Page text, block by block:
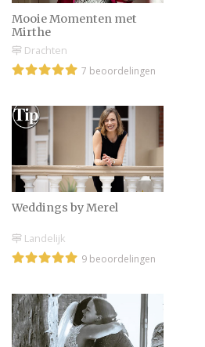
Mooie Momenten met
Mirthe
Drachten
7 beoordelingen
Weddings by Merel
Landelijk
9 beoordelingen